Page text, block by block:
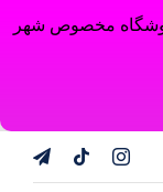
مخصوص شهر